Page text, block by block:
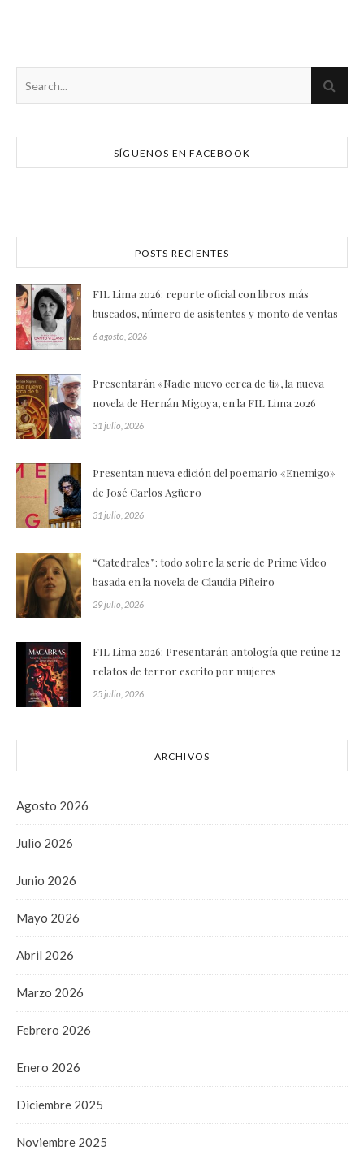
SÍGUENOS EN FACEBOOK
POSTS RECIENTES
FIL Lima 2026: reporte oficial con libros más
buscados, número de asistentes y monto de ventas
6 agosto, 2026
Presentarán «Nadie nuevo cerca de ti», la nueva
novela de Hernán Migoya, en la FIL Lima 2026
31 julio, 2026
Presentan nueva edición del poemario «Enemigo»
de José Carlos Agüero
31 julio, 2026
“Catedrales”: todo sobre la serie de Prime Video
basada en la novela de Claudia Piñeiro
29 julio, 2026
FIL Lima 2026: Presentarán antología que reúne 12
relatos de terror escrito por mujeres
25 julio, 2026
ARCHIVOS
Agosto 2026
Julio 2026
Junio 2026
Mayo 2026
Abril 2026
Marzo 2026
Febrero 2026
Enero 2026
Diciembre 2025
Noviembre 2025